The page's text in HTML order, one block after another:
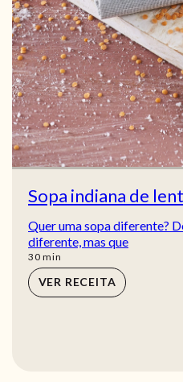
Sopa indiana de
Quer uma sopa diferente?
diferente, mas que
30min
min
VER RECEITA